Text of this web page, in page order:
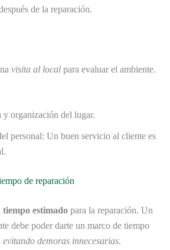
de la reparación.
visita al local para evaluar el ambiente.
y organización del lugar.
personal: Un buen servicio al cliente es
de reparación
tiempo estimado para la reparación. Un
debe poder darte un marco de tiempo
evitando demoras innecesarias.